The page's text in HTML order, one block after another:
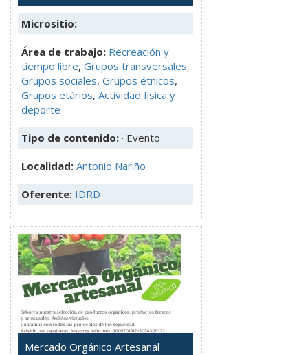
Micrositio:
Área de trabajo: Recreación y
tiempo libre, Grupos transversales,
Grupos sociales, Grupos étnicos,
Grupos etários, Actividad física y
deporte
Tipo de contenido: · Evento
Localidad: Antonio Nariño
Oferente: IDRD
Mercado Orgánico Artesanal